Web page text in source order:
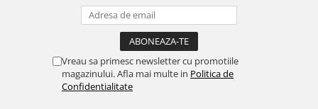
Vreau sa primesc newsletter cu promotiile
magazinului. Afla mai multe in Politica de
Confidentialitate